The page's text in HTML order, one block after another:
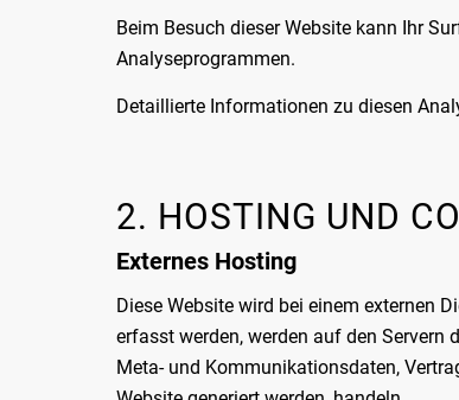
Beim Besuch dieser Website kann Ihr
Analyseprogrammen.
Detaillierte Informationen zu diesen
2. HOSTING UND
Externes Hosting
Diese Website wird bei einem externen
erfasst werden, werden auf den Servern
Meta- und Kommunikationsdaten,